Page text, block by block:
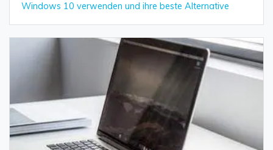
Windows 10 verwenden und ihre beste Alternative
Daten online wiederherstellen
Verlorene Daten? Jetzt online wiederherstellen!
öffnen